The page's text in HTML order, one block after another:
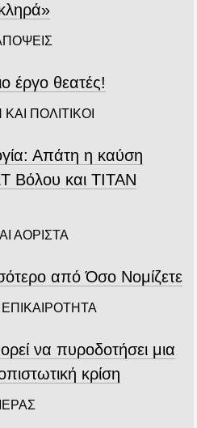
έργο θεατές!
ΠΟΛΙΤΙΚΟΙ
Απάτη η καύση
Βόλου και ΤΙΤΑΝ
ΑΟΡΙΣΤΑ
από Όσο Νομίζετε
να πυροδοτήσει μια
κρίση